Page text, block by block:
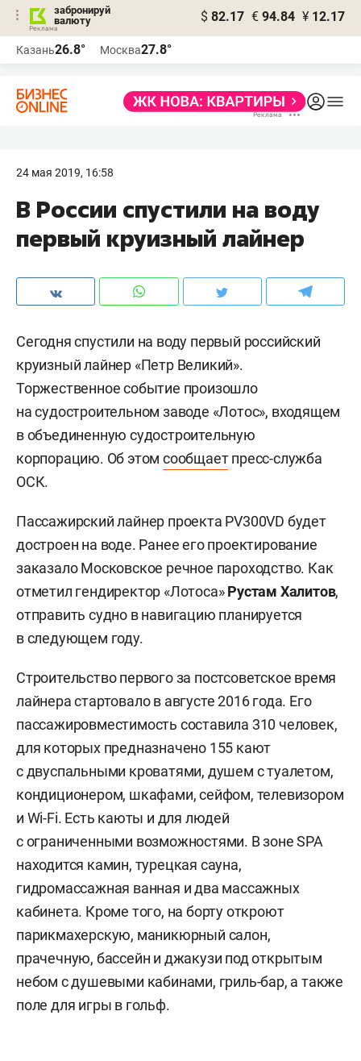
забронируй
валюту
$ 82.17 € 94.84 ¥ 12.17
Казань26.8° Москва27.8°
24 мая 2019, 16:58
В России спустили на воду
первый круизный лайнер
Сегодня спустили на воду первый российский
круизный лайнер «Петр Великий».
Торжественное событие произошло
на судостроительном заводе «Лотос», входящем
в объединенную судостроительную
корпорацию. Об этомсообщаетпресс-служба
ОСК.
Пассажирский лайнер проекта PV300VD будет
достроен на воде. Ранее его проектирование
заказало Московское речное пароходство. Как
отметил гендиректор «Лотоса»Рустам Халитов,
отправить судно в навигацию планируется
в следующем году.
Строительство первого за постсоветское время
лайнера стартовало в августе 2016 года. Его
пассажировместимость составила 310 человек,
для которых предназначено 155 кают
с двуспальными кроватями, душем с туалетом,
кондиционером, шкафами, сейфом, телевизором
и Wi-Fi. Есть каюты и для людей
с ограниченными возможностями. В зоне SPA
находится камин, турецкая сауна,
гидромассажная ванная и два массажных
кабинета. Кроме того, на борту откроют
парикмахерскую, маникюрный салон,
прачечную, бассейн и джакузи под открытым
небом с душевыми кабинами, гриль-бар, а также
поле для игры в гольф.